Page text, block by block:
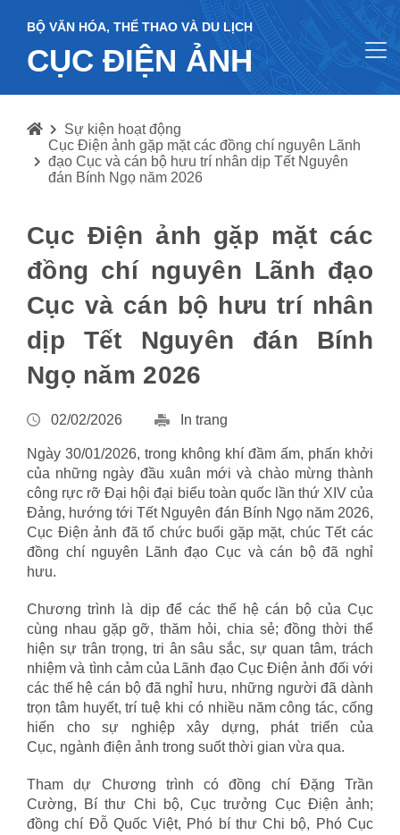
BỘ VĂN HÓA, THỂ THAO VÀ DU LỊCH
CỤC ĐIỆN ẢNH
Sự kiện hoạt động
Cục Điện ảnh gặp mặt các đồng chí nguyên Lãnh
đạo Cục và cán bộ hưu trí nhân dịp Tết Nguyên
đán Bính Ngọ năm 2026
Cục Điện ảnh gặp mặt các
đồng chí nguyên Lãnh đạo
Cục và cán bộ hưu trí nhân
dịp Tết Nguyên đán Bính
Ngọ năm 2026
02/02/2026 In trang
Ngày 30/01/2026, trong không khí đầm ấm, phấn khởi
của những ngày đầu xuân mới và chào mừng thành
công rực rỡ Đại hội đại biểu toàn quốc lần thứ XIV của
Đảng, hướng tới Tết Nguyên đán Bính Ngọ năm 2026,
Cục Điện ảnh đã tổ chức buổi gặp mặt, chúc Tết các
đồng chí nguyên Lãnh đạo Cục và cán bộ đã nghỉ
hưu.
Chương trình là dịp để các thế hệ cán bộ của Cục
cùng nhau gặp gỡ, thăm hỏi, chia sẻ; đồng thời thể
hiện sự trân trọng, tri ân sâu sắc, sự quan tâm, trách
nhiệm và tình cảm của Lãnh đạo Cục Điện ảnh đối với
các thế hệ cán bộ đã nghỉ hưu, những người đã dành
trọn tâm huyết, trí tuệ khi có nhiều năm công tác, cống
hiến cho sự nghiệp xây dựng, phát triển của
Cục, ngành điện ảnh trong suốt thời gian vừa qua.
Tham dự Chương trình có đồng chí Đặng Trần
Cường, Bí thư Chi bộ, Cục trưởng Cục Điện ảnh;
đồng chí Đỗ Quốc Việt, Phó bí thư Chi bộ, Phó Cục